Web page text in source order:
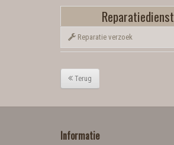
Reparatiedienst
Reparatie verzoek
Terug
Informatie